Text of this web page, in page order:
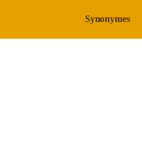
Synonymes